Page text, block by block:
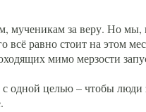
мученикам за веру. Но мы,
всё равно стоит на этом
мимо мерзости
одной целью – чтобы люди